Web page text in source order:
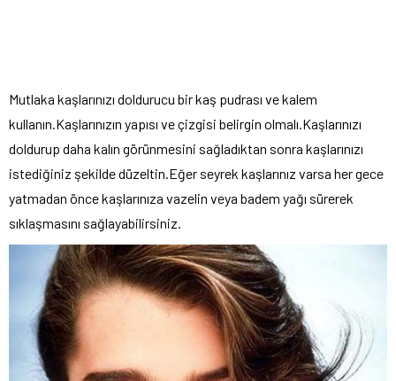
Mutlaka kaşlarınızı doldurucu bir kaş pudrası ve kalem
kullanın.Kaşlarınızın yapısı ve çizgisi belirgin olmalı.Kaşlarınızı
doldurup daha kalın görünmesini sağladıktan sonra kaşlarınızı
istediğiniz şekilde düzeltin.Eğer seyrek kaşlarınız varsa her gece
yatmadan önce kaşlarınıza vazelin veya badem yağı sürerek
sıklaşmasını sağlayabilirsiniz.